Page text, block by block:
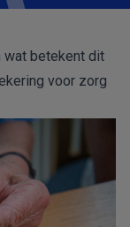
wat betekent dit
voor zorg